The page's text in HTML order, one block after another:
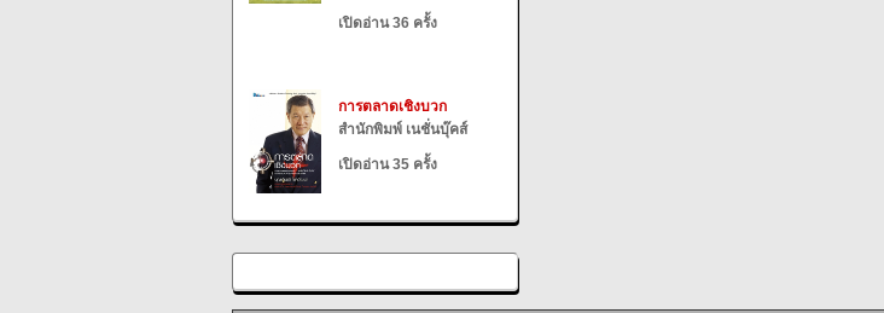
เปิดอ่าน 36 ครั้ง
การตลาดเชิงบวก
สำนักพิมพ์ เนชั่นบุ๊คส์
เปิดอ่าน 35 ครั้ง